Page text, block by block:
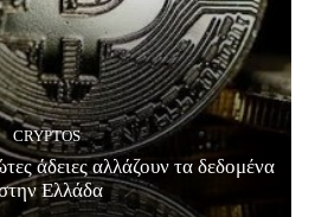
CRYPTOS
άδειες αλλάζουν τα δεδομένα
Ελλάδα